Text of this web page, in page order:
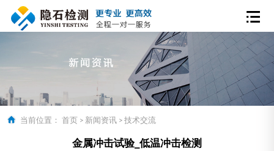
当前位置： 首页 > 新闻资讯 > 技术交流
金属冲击试验_低温冲击检测